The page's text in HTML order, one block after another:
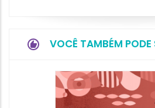
VOCÊ TAMBÉM PODE